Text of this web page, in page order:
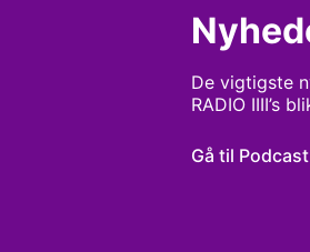
De vigtigste
RADIO IIII’s
Gå til Podcast